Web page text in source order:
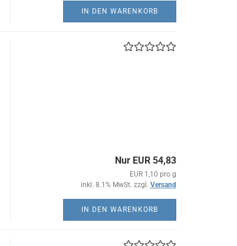
IN DEN WARENKORB
Nur EUR 54,83
EUR 1,10 pro g
inkl. 8.1% MwSt. zzgl. Versand
IN DEN WARENKORB